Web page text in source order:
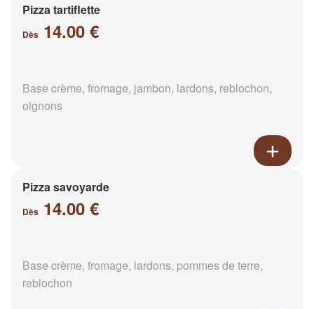
Pizza tartiflette
Dès 14.00 €
Base crème, fromage, jambon, lardons, reblochon,
oignons
Pizza savoyarde
Dès 14.00 €
Base crème, fromage, lardons, pommes de terre,
reblochon